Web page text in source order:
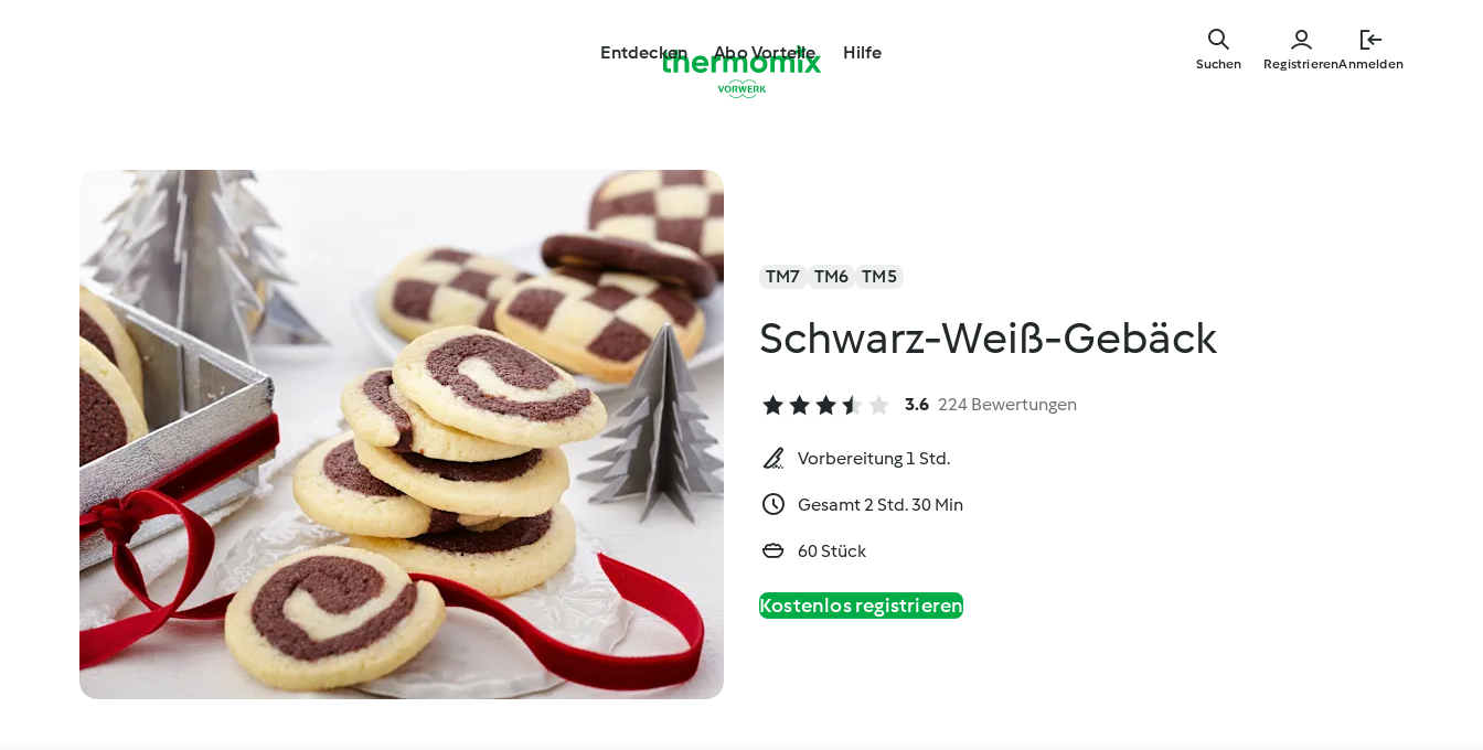
springen
Entdecken Abo Vorteile Hilfe
RegistrierenAnmelden
Suchen
TM7 TM6 TM5
Schwarz-Weiß-Gebäck
3.6 224 Bewertungen
Vorbereitung 1 Std.
Gesamt 2 Std. 30 Min
60 Stück
Kostenlos registrieren